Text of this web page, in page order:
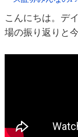
こんにちは。デ
場の振り返りと